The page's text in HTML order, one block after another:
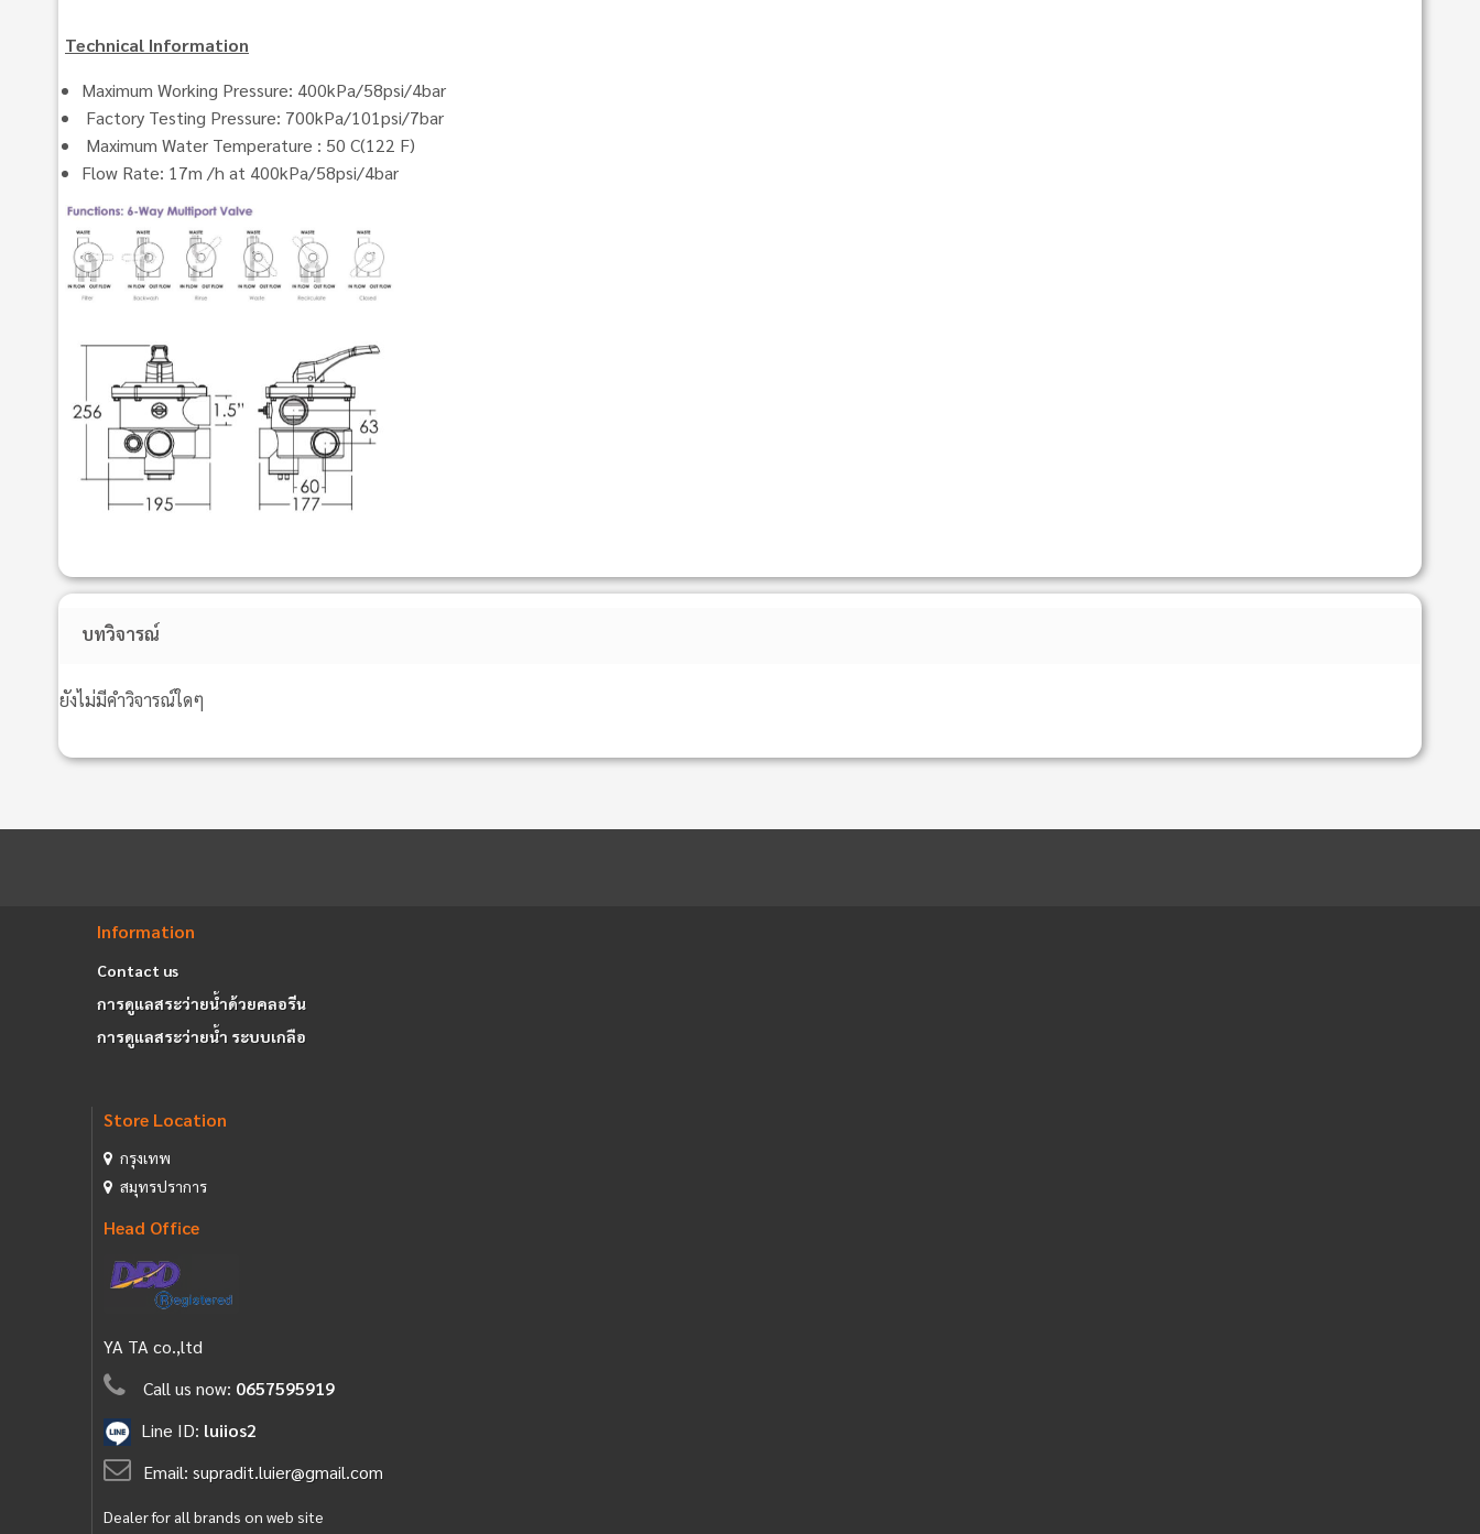
Technical Information
Maximum Working Pressure: 400kPa/58psi/4bar
Factory Testing Pressure: 700kPa/101psi/7bar
Maximum Water Temperature : 50 C(122 F)
Flow Rate: 17m /h at 400kPa/58psi/4bar
บทวิจารณ์
ยังไม่มีคำวิจารณ์ใดๆ
Information
Contact us
การดูแลสระว่ายน้ำด้วยคลอรีน
การดูแลสระว่ายน้ำ ระบบเกลือ
Store Location
กรุงเทพ
สมุทรปราการ
Head Office
YA TA co.,ltd
Call us now: 0657595919
Line ID: luiios2
Email: supradit.luier@gmail.com
Dealer for all brands on web site